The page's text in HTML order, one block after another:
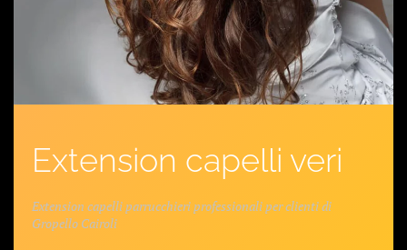
Extension capelli veri
Extension capelli parrucchieri professionali per clienti di
Gropello Cairoli